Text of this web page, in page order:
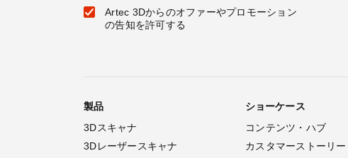
Artec 3Dからのオファーやプロモーション
の告知を許可する
製品
3Dスキャナ
3Dレーザースキャナ
ショーケース
コンテンツ・ハブ
カスタマーストーリー